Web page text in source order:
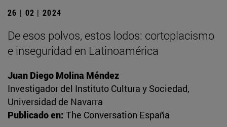
26 | 02 | 2024
De esos polvos, estos lodos: cortoplacismo
e inseguridad en Latinoamérica
Juan Diego Molina Méndez
Investigador del Instituto Cultura y Sociedad,
Universidad de Navarra
Publicado en: The Conversation España